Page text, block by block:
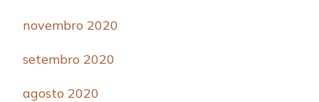
novembro 2020
setembro 2020
agosto 2020